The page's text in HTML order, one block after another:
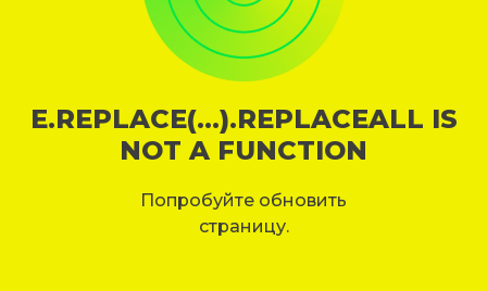
E.REPLACE(...).REPLACEALL IS
NOT A FUNCTION
Попробуйте обновить
страницу.